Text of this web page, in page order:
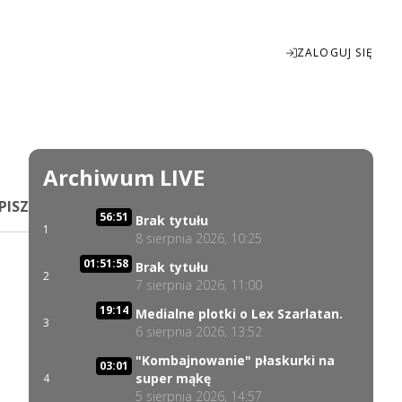
ZALOGUJ SIĘ
Enter
fullscreenArchiwum LIVE
1
56:51
Brak tytułu
8 sierpnia 2026, 10:25
2
01:51:58 Brak tytułu
7 sierpnia 2026, 11:00
3
19:14 Medialne plotki o Lex Szarlatan.
6 sierpnia 2026, 13:52
4
03:01
"Kombajnowanie" płaskurki na
super mąkę
5 sierpnia 2026, 14:57